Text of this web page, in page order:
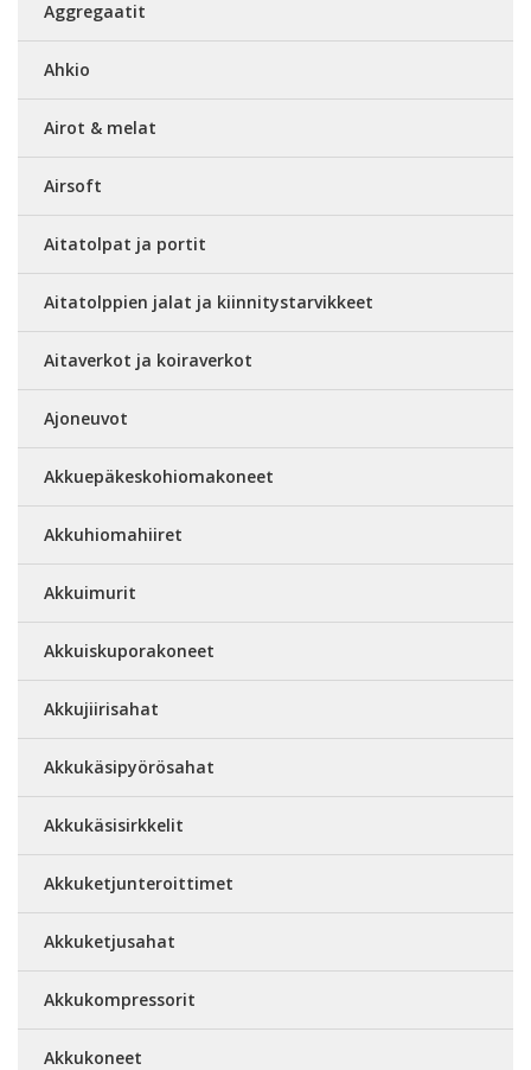
Aggregaatit
Ahkio
Airot & melat
Airsoft
Aitatolpat ja portit
Aitatolppien jalat ja kiinnitystarvikkeet
Aitaverkot ja koiraverkot
Ajoneuvot
Akkuepäkeskohiomakoneet
Akkuhiomahiiret
Akkuimurit
Akkuiskuporakoneet
Akkujiirisahat
Akkukäsipyörösahat
Akkukäsisirkkelit
Akkuketjunteroittimet
Akkuketjusahat
Akkukompressorit
Akkukoneet